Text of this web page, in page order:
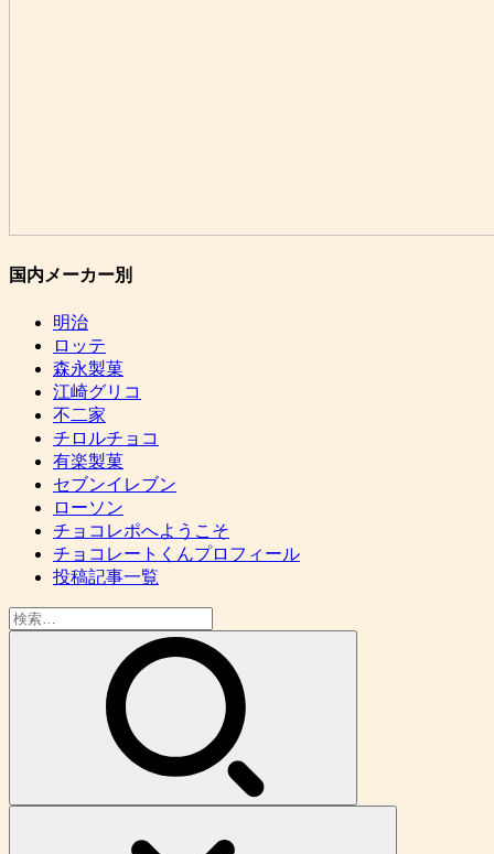
国内メーカー別
明治
ロッテ
森永製菓
江崎グリコ
不二家
チロルチョコ
有楽製菓
セブンイレブン
ローソン
チョコレポへようこそ
チョコレートくんプロフィール
投稿記事一覧
検
索: